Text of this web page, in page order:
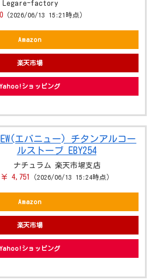
Legare-factory
（2026/06/13 15:21時点）
Amazon
楽天市場
Yahoo!ショッピング
エバニュー) チタンアルコー
ルストーブ EBY254
ナチュラム 楽天市場支店
￥ 4,751
（2026/06/13 15:24時点）
Amazon
楽天市場
Yahoo!ショッピング